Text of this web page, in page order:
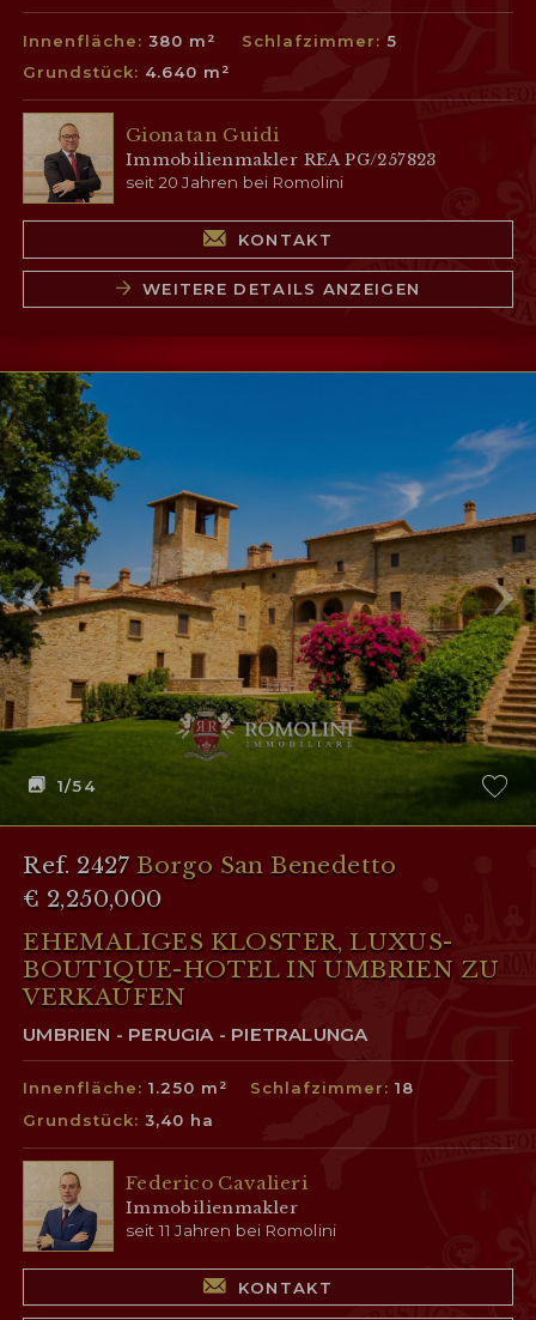
Innenfläche:380 m² Schlafzimmer:5
Grundstück: 4.640 m²
Gionatan Guidi
Immobilienmakler REA PG/257823
seit 20 Jahren bei Romolini
KONTAKT
WEITERE DETAILS ANZEIGEN
1/54
Ref. 2427Borgo San Benedetto
€ 2,250,000
EHEMALIGES KLOSTER, LUXUS-
BOUTIQUE-HOTEL IN UMBRIEN ZU
VERKAUFEN
UMBRIEN - PERUGIA - PIETRALUNGA
Innenfläche:1.250 m² Schlafzimmer:18
Grundstück:3,40 ha
Federico Cavalieri
Immobilienmakler
seit 11 Jahren bei Romolini
KONTAKT